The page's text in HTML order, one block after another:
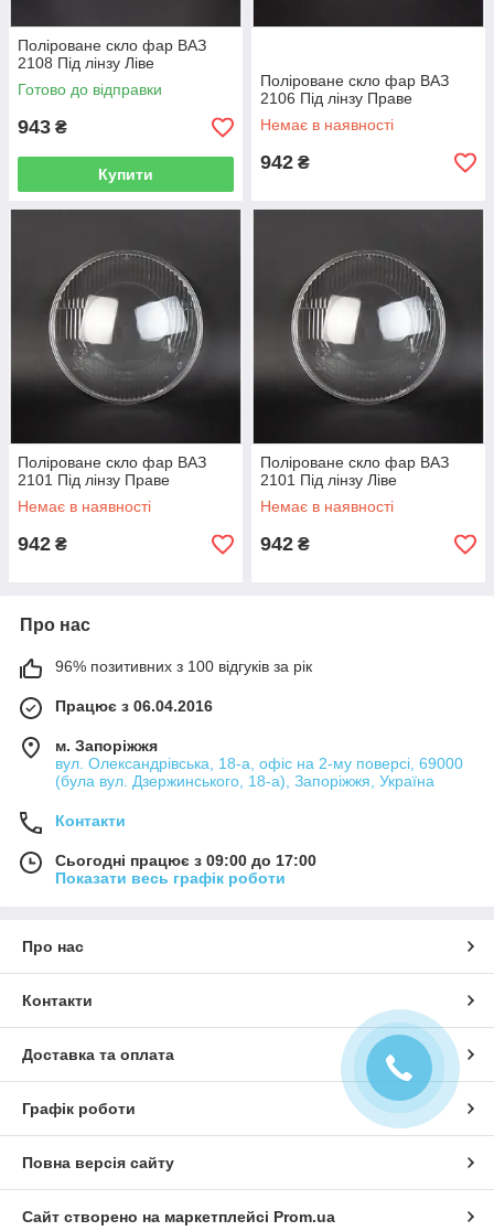
Поліроване скло фар ВАЗ
2108 Під лінзу Ліве
Готово до відправки
943 ₴
Купити
Поліроване скло фар ВАЗ
2106 Під лінзу Праве
Немає в наявності
942 ₴
Поліроване скло фар ВАЗ
2101 Під лінзу Праве
Немає в наявності
942 ₴
Поліроване скло фар ВАЗ
2101 Під лінзу Ліве
Немає в наявності
942 ₴
Про нас
96% позитивних з 100 відгуків за рік
Працює з 06.04.2016
м. Запоріжжя
вул. Олександрівська, 18-а, офіс на 2-му поверсі, 69000
(була вул. Дзержинського, 18-а), Запоріжжя, Україна
Контакти
Сьогодні працює з 09:00 до 17:00
Показати весь графік роботи
Про нас
Контакти
Доставка та оплата
Графік роботи
Повна версія сайту
Сайт створено на маркетплейсі Prom.ua